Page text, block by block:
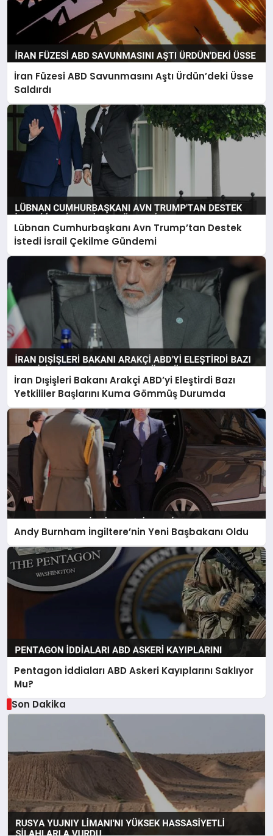
İran Füzesi ABD Savunmasını Aştı Ürdün’deki Üsse
Saldırdı
Lübnan Cumhurbaşkanı Avn Trump’tan Destek
İstedi İsrail Çekilme Gündemi
İran Dışişleri Bakanı Arakçi ABD’yi Eleştirdi Bazı
Yetkililer Başlarını Kuma Gömmüş Durumda
Andy Burnham İngiltere’nin Yeni Başbakanı Oldu
Pentagon İddiaları ABD Askeri Kayıplarını Saklıyor
Mu?
Son Dakika